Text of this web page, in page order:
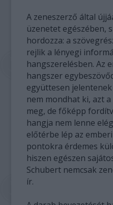
A zeneszerző által
üzenetet egészében,
hordozza: a
rejlik a lényegi
hangszerelésben. Az
hangszer
együttesen
nem mondhat ki, azt
meg, de főképp
hangja nem lenne
előtérbe lép az
pontokra érdemes
hiszen egészen
Schubert nemcsak
ír.